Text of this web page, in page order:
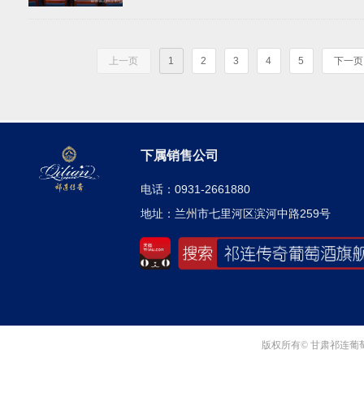
上一页 1 2 3 4 5 下一页
下属销售公司
电话：0931-2661880
地址：兰州市七里河区滨河中路259号
版权所有© 甘肃祁连葡